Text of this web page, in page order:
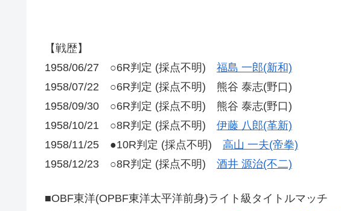
【戦歴】
1958/06/27 ○6R判定 (採点不明) 福島 一郎(新和)
1958/07/22 ○6R判定 (採点不明) 熊谷 泰志(野口)
1958/09/30 ○6R判定 (採点不明) 熊谷 泰志(野口)
1958/10/21 ○8R判定 (採点不明) 伊藤 八郎(革新)
1958/11/25 ●10R判定 (採点不明) 高山 一夫(帝拳)
1958/12/23 ○8R判定 (採点不明) 酒井 源治(不二)
■OBF東洋(OPBF東洋太平洋前身)ライト級タイトルマッチ